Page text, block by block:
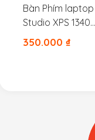
Bàn Phím laptop
Studio XPS 1340
M1340 1640 1645
350.000 ₫